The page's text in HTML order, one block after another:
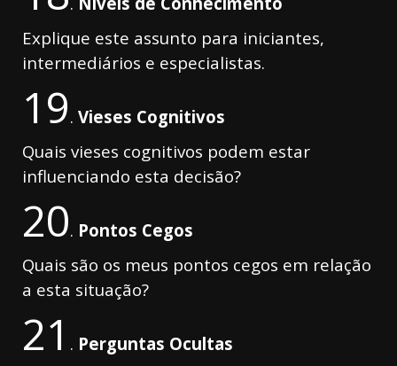
Explique este assunto para iniciantes,
intermediários e especialistas.
19. Vieses Cognitivos
Quais vieses cognitivos podem estar
influenciando esta decisão?
20. Pontos Cegos
Quais são os meus pontos cegos em relação
a esta situação?
21 . Perguntas Ocultas